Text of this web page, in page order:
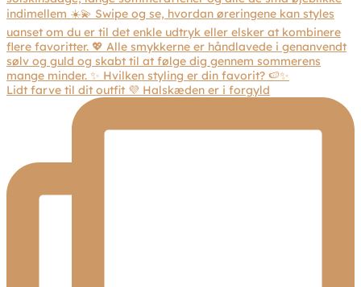
Lidt farve til dit outfit 💜 Halskæden er i forgyld